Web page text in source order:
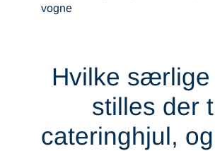
vogne
Hvilke særlige
stilles der
cateringhjul,